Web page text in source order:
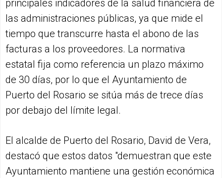
principales indicadores de la salud financiera de
las administraciones públicas, ya que mide el
tiempo que transcurre hasta el abono de las
facturas a los proveedores. La normativa
estatal fija como referencia un plazo máximo
de 30 días, por lo que el Ayuntamiento de
Puerto del Rosario se sitúa más de trece días
por debajo del límite legal.
El alcalde de Puerto del Rosario, David de Vera,
destacó que estos datos "demuestran que este
Ayuntamiento mantiene una gestión económica